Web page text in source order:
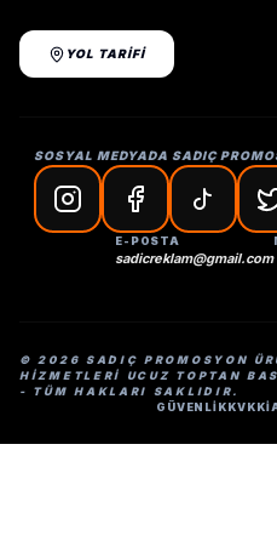
YOL TARİFİ
SOSYAL MEDYADA SADIÇ
E-POSTA
sadicreklam@gmail.com
© 2026 SADIÇ PROMOSYON
HIZMETLERI UCUZ TOPTAN
- TÜM HAKLARI SAKLIDIR.
GÜVENLİKKVKK